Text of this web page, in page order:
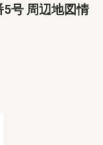
号 周辺地図情